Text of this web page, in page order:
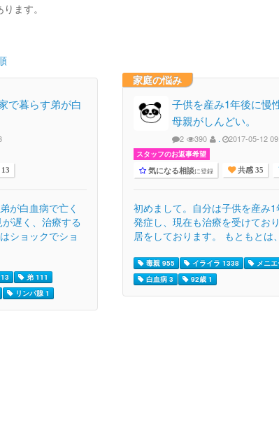
ます。
で暮らす弟が白
が白血病で亡く
遅く、治療する
ショックでショ
弟 111
リンパ腺 1
家庭の悩み
子供を産み1年後に慢
母親がしんどい。
2 390 . 2017-05-12
スタッフのお返事希望
気になる相談に登録 共感 35
初めまして。自分は子供を産み
発症し、現在も治療を受けてお
居をしております。 もともとは
毒親 955 イライラ 1338 メニ
白血病 3
92歳 1